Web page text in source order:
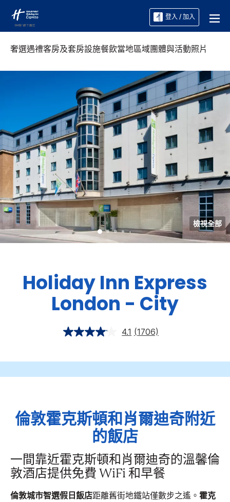
登入 / 加入
奢選遇禮客房及套房設施餐飲當地區域團體與活動照片
檢視全部
Holiday Inn Express
London - City
4.1 (1706)
倫敦霍克斯頓和肖爾迪奇附近
的飯店
一間靠近霍克斯頓和肖爾迪奇的溫馨倫
敦酒店提供免費 WiFi 和早餐
倫敦城市智選假日飯店距離舊街地鐵站僅數步之遙。 霍克